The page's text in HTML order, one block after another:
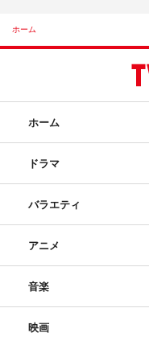
ホーム
ホーム
ドラマ
バラエティ
アニメ
音楽
映画